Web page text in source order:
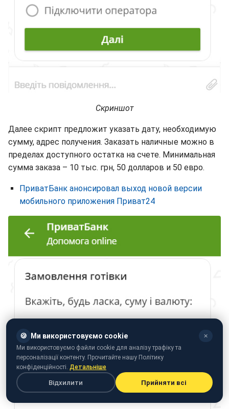
Скриншот
Далее скрипт предложит указать дату, необходимую
сумму, адрес получения. Заказать наличные можно в
пределах доступного остатка на счете. Минимальная
сумма заказа – 10 тыс. грн, 50 долларов и 50 евро.
ПриватБанк анонсировал выход новой версии
мобильного приложения Приват24
🍪 Ми використовуємо cookie ✕
Ми використовуємо файли cookie для аналізу трафіку та
персоналізації контенту. Прочитайте нашу Політику
конфіденційності. Детальніше
Відхилити Прийняти всі